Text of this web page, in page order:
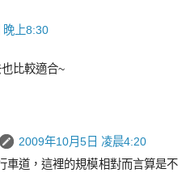
晚上8:30
比較適合~
2009年10月5日 凌晨4:20
車道，這裡的規模相對而言算是不